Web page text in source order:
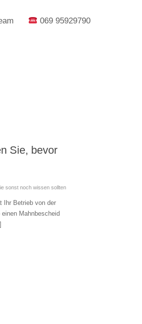
069 95929790
Sie, bevor
sonst noch wissen sollten
Ihr Betrieb von der
Mahnbescheid